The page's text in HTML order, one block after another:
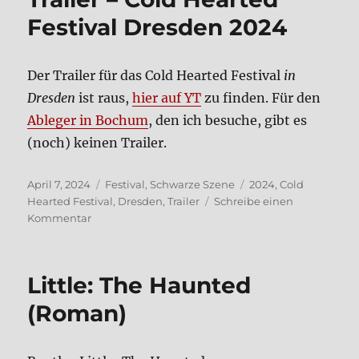
Festi­val Dres­den 2024
Der Trai­ler für das Cold Hear­ted Festi­val in
Dres­den ist raus,hier auf YT zu fin­den. Für den
Able­ger in Bochum, den ich besu­che, gibt es
(noch) kei­nen Trai­ler.
Veröffentlicht
am
April 7, 2024 Kategorien
Festival, Schwarze Szene Schlagwörter
2024,Cold
Hearted Festival, Dresden,Trailer
Schreibe einen
Kommentarzu
Cold
ted
Litt­le: The Haun­ted
(Roman)